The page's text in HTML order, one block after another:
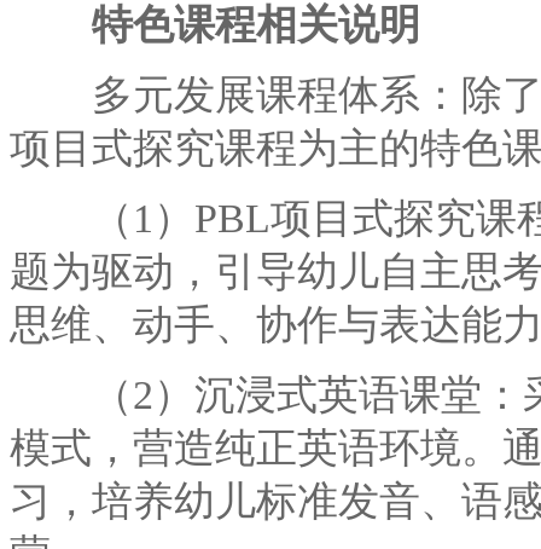
特色课程相关说明
多元发展课程体系：除了
项目式探究课程为主的特色
（1）PBL项目式探究课
题为驱动，引导幼儿自主思
思维、动手、协作与表达能
（2）沉浸式英语课堂：
模式，营造纯正英语环境。
习，培养幼儿标准发音、语